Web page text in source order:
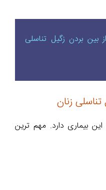
از بین بردن زگیل تناسلی
زنان
بیماری دارد. مهم ترین